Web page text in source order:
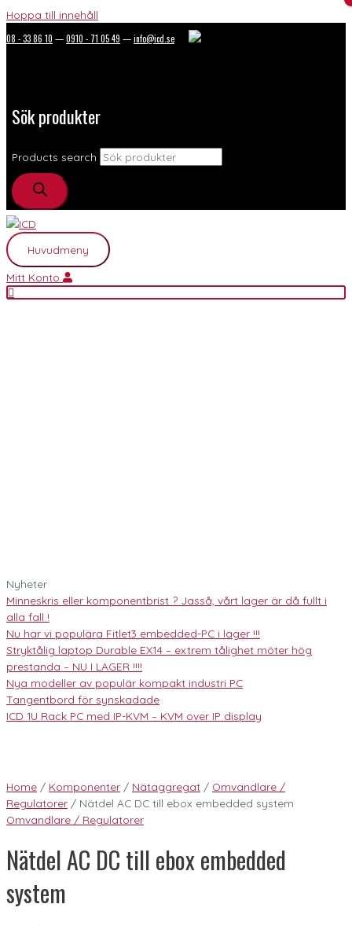
Hoppa till innehåll
08 - 33 86 10 —0910 - 71 05 49 —info@icd.se
Sök produkter
Products search
Huvudmeny
Mitt Konto
Nyheter
Minneskris eller komponentbrist ? Jasså, vårt lager är då fullt i
alla fall !
Nu har vi populära Fitlet3 embedded-PC i lager !!!
Stryktålig laptop Durable EX14 – extrem tålighet möter hög
prestanda – NU I LAGER !!!!
Nya modeller av populär kompakt industri PC
Tangentbord för synskadade
ICD 1U Rack PC med IP-KVM – KVM over IP display
Home / Komponenter / Nätaggregat / Omvandlare /
Regulatorer / Nätdel AC DC till ebox embedded system
Omvandlare / Regulatorer
Nätdel AC DC till ebox embedded
system